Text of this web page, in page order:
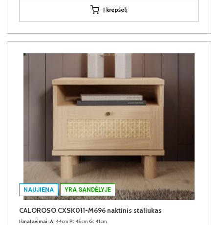
Į krepšelį
NAUJIENA YRA SANDĖLYJE
CALOROSO CXSK011-M696 naktinis staliukas
Išmatavimai: A: 44cm P: 45cm G: 41cm